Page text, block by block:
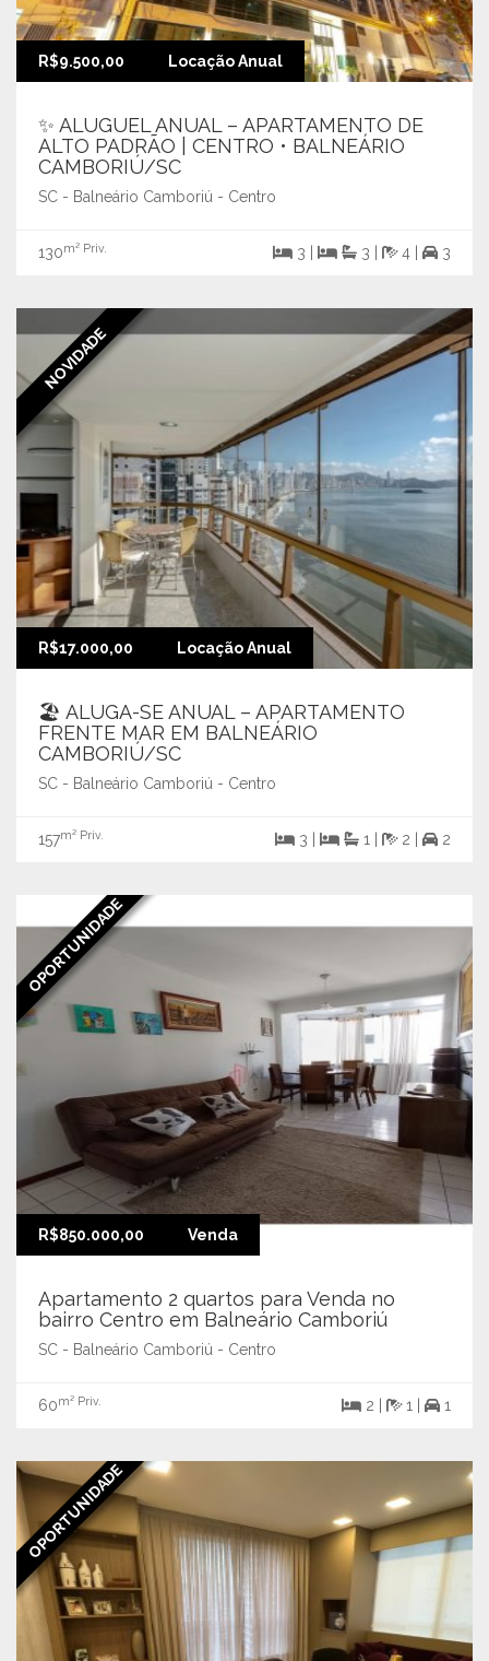
R$9.500,00 Locação Anual
✨ ALUGUEL ANUAL – APARTAMENTO DE
ALTO PADRÃO | CENTRO • BALNEÁRIO
CAMBORIÚ/SC
SC - Balneário Camboriú - Centro
130m² Priv. 3 | 3 | 4 | 3
NOVIDADE
R$17.000,00 Locação Anual
🏖️ ALUGA-SE ANUAL – APARTAMENTO
FRENTE MAR EM BALNEÁRIO
CAMBORIÚ/SC
SC - Balneário Camboriú - Centro
157m² Priv. 3 | 1 | 2 | 2
OPORTUNIDADE
R$850.000,00 Venda
Apartamento 2 quartos para Venda no
bairro Centro em Balneário Camboriú
SC - Balneário Camboriú - Centro
60m² Priv. 2 | 1 | 1
OPORTUNIDADE